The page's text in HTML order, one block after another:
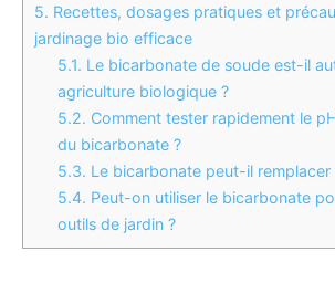
5. Recettes, dosages pratiques et
jardinage bio efficace
5.1. Le bicarbonate de soude est-il
agriculture biologique ?
5.2. Comment tester rapidement le
du bicarbonate ?
5.3. Le bicarbonate peut-il remplacer
5.4. Peut-on utiliser le bicarbonate
outils de jardin ?